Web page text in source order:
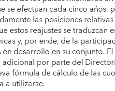
se efectúan cada cinco años,
las posiciones
estos reajustes se traduzcan
y, por ende, de la
desarrollo en su conjunto.
por parte del
fórmula de cálculo de las
a utilizarse.